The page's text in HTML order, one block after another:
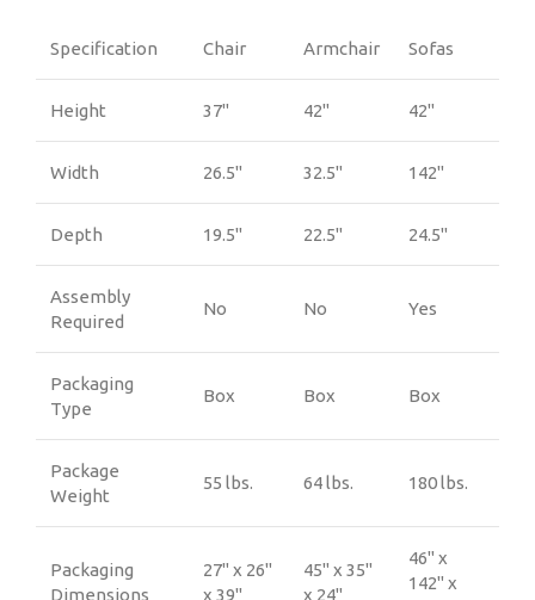
Specification Chair Armchair Sofas
Height 37" 42" 42"
Width 26.5" 32.5" 142"
Depth 19.5" 22.5" 24.5"
Assembly
Required
No No Yes
Packaging
Type
Box Box Box
Package
Weight
55 lbs. 64 lbs. 180 lbs.
Packaging
Dimensions
27" x 26"
x 39"
45" x 35"
x 24"
46" x
142" x